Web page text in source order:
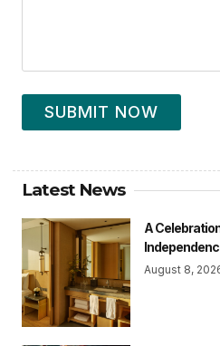
SUBMIT NOW
Latest News
A
August 8,